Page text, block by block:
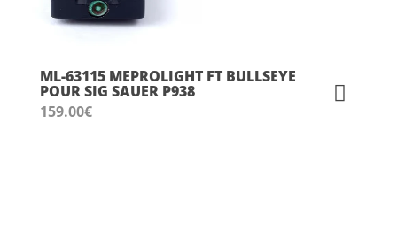
ML-63115 MEPROLIGHT FT BULLSEYE
POUR SIG SAUER P938
159.00€